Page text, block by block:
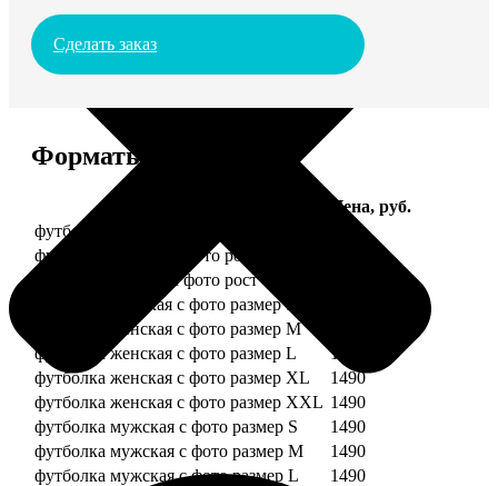
Сделать заказ
Форматы и цены
Цена, руб.
футболка детская с фото рост 118 см
1490
футболка детская с фото рост 128 см
футболка детская с фото рост 134 см
футболка женская с фото размер S
футболка женская с фото размер M
футболка женская с фото размер L
1490
футболка женская с фото размер XL
1490
футболка женская с фото размер XXL 1490
футболка мужская с фото размер S
1490
футболка мужская с фото размер M
1490
футболка мужская с фото размер L
1490